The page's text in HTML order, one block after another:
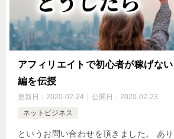
アフィリエイトで初心者が稼げな
編を伝授
更新日： 2020-02-24 公開日： 2020-02-23
ネットビジネス
というお問い合わせを頂きました。 あ